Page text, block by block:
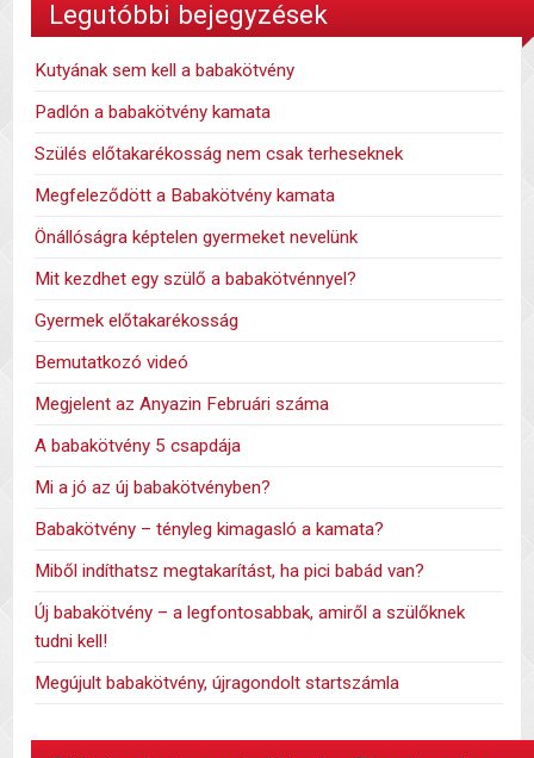
Legutóbbi bejegyzések
Kutyának sem kell a babakötvény
Padlón a babakötvény kamata
Szülés előtakarékosság nem csak terheseknek
Megfeleződött a Babakötvény kamata
Önállóságra képtelen gyermeket nevelünk
Mit kezdhet egy szülő a babakötvénnyel?
Gyermek előtakarékosság
Bemutatkozó videó
Megjelent az Anyazin Februári száma
A babakötvény 5 csapdája
Mi a jó az új babakötvényben?
Babakötvény – tényleg kimagasló a kamata?
Miből indíthatsz megtakarítást, ha pici babád van?
Új babakötvény – a legfontosabbak, amiről a szülőknek
tudni kell!
Megújult babakötvény, újragondolt startszámla